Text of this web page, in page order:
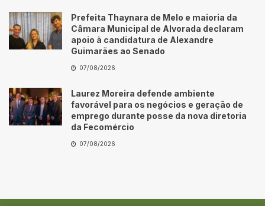
Prefeita Thaynara de Melo e maioria da
Câmara Municipal de Alvorada declaram
apoio à candidatura de Alexandre
Guimarães ao Senado
07/08/2026
Laurez Moreira defende ambiente
favorável para os negócios e geração de
emprego durante posse da nova diretoria
da Fecomércio
07/08/2026